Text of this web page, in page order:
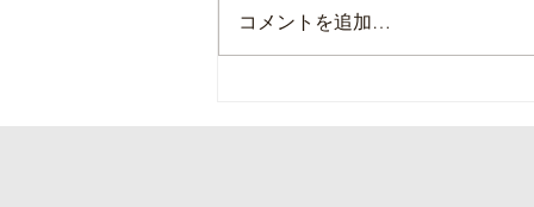
本日の直売所8月8日(土)
コメントを追加…